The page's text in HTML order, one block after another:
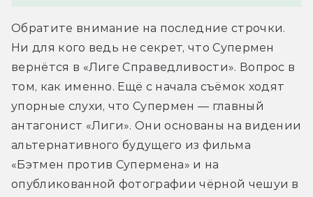
Обратите внимание на последние строчки.
Ни для кого ведь не секрет, что Супермен
вернётся в «Лиге Справедливости». Вопрос в
том, как именно. Ещё с начала съёмок ходят
упорные слухи, что Супермен — главный
антагонист «Лиги». Они основаны на видении
альтернативного будущего из фильма
«Бэтмен против Супермена» и на
опубликованной фотографии чёрной чешуи в